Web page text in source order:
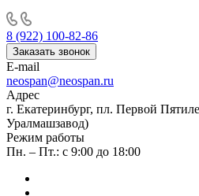
8 (922) 100-82-86
Заказать звонок
E-mail
neospan@neospan.ru
Адрес
г. Екатеринбург, пл. Первой
Уралмашзавод)
Режим работы
Пн. – Пт.: с 9:00 до 18:00